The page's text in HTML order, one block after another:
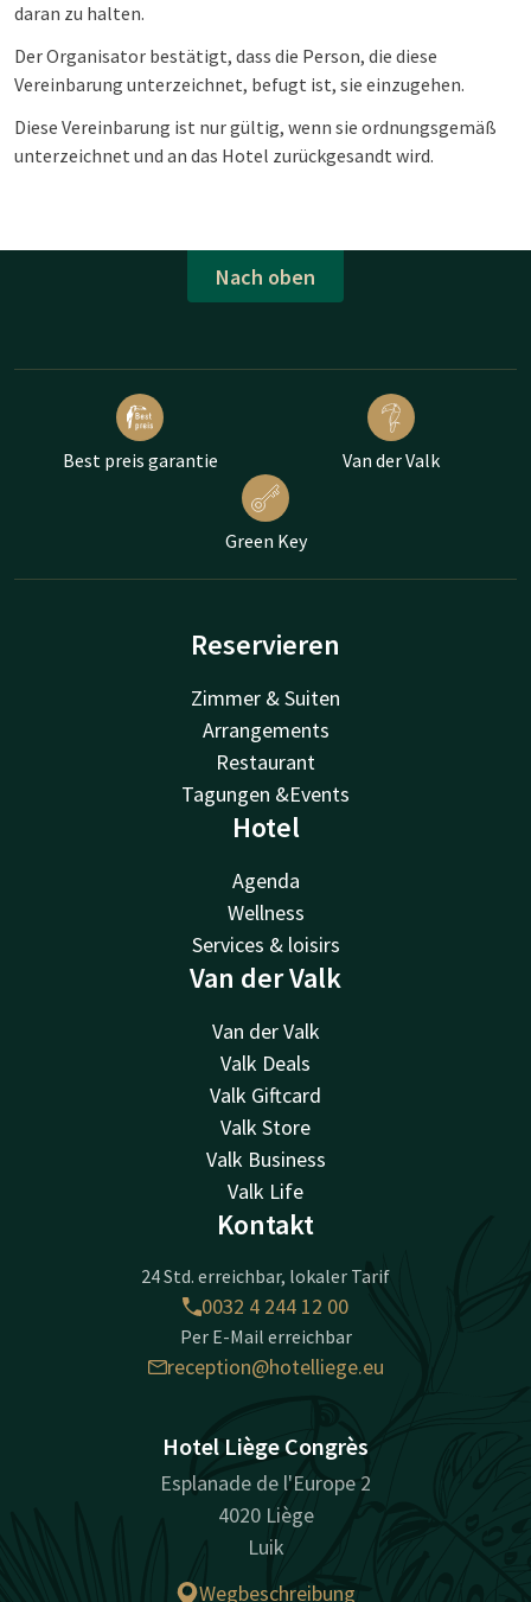
daran zu halten.
Der Organisator bestätigt, dass die Person, die diese
Vereinbarung unterzeichnet, befugt ist, sie einzugehen.
Diese Vereinbarung ist nur gültig, wenn sie ordnungsgemäß
unterzeichnet und an das Hotel zurückgesandt wird.
Nach oben
Best preis garantie Van der Valk
Green Key
Reservieren
Zimmer & Suiten
Arrangements
Restaurant
Tagungen &Events
Hotel
Agenda
Wellness
Services & loisirs
Van der Valk
Van der Valk
Valk Deals
Valk Giftcard
Valk Store
Valk Business
Valk Life
Kontakt
24 Std. erreichbar, lokaler Tarif
0032 4 244 12 00
Per E-Mail erreichbar
reception@hotelliege.eu
Hotel Liège Congrès
Esplanade de l'Europe 2
4020 Liège
Luik
Wegbeschreibung